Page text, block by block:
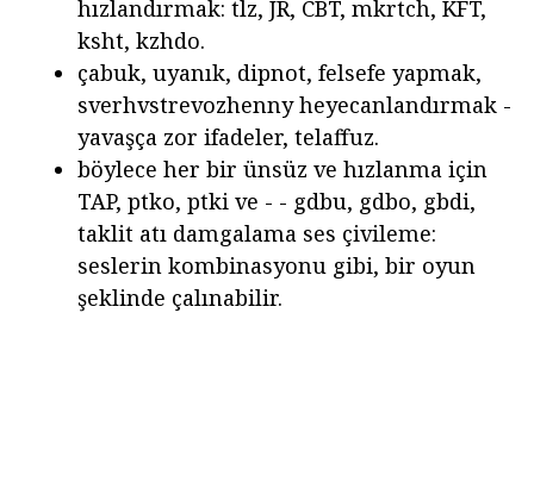
hızlandırmak: tlz, JR, CBT, mkrtch, KFT,
ksht, kzhdo.
çabuk, uyanık, dipnot, felsefe yapmak,
sverhvstrevozhenny heyecanlandırmak -
yavaşça zor ifadeler, telaffuz.
böylece her bir ünsüz ve hızlanma için
TAP, ptko, ptki ve - - gdbu, gdbo, gbdi,
taklit atı damgalama ses çivileme:
seslerin kombinasyonu gibi, bir oyun
şeklinde çalınabilir.